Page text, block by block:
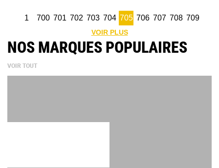
1 700 701 702 703 704 705 706 707 708 709
VOIR PLUS
NOS MARQUES POPULAIRES
VOIR TOUT